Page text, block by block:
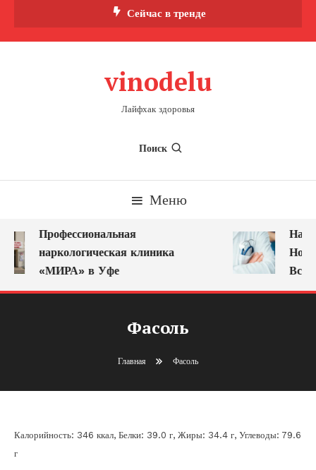
Сейчас в тренде
vinodelu
Лайфхак здоровья
Поиск
Меню
Профессиональная
наркологическая клиника
«МИРА» в Уфе
Фасоль
Главная Фасоль
Калорийность: 346 ккал, Белки: 39.0 г, Жиры: 34.4 г, Углеводы: 79.6
г